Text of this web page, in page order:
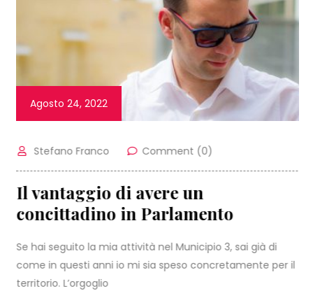
Agosto 24, 2022
Stefano Franco Comment (0)
Il vantaggio di avere un
concittadino in Parlamento
Se hai seguito la mia attività nel Municipio 3, sai già di
come in questi anni io mi sia speso concretamente per il
territorio. L’orgoglio